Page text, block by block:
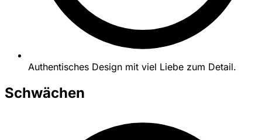
Authentisches Design mit viel Liebe zum Detail.
Schwächen